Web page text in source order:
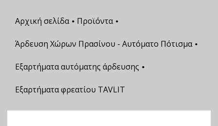
Αρχική σελίδα • Προϊόντα •
Άρδευση Χώρων Πρασίνου - Αυτόματο Πότισμα •
Εξαρτήματα αυτόματης άρδευσης •
Εξαρτήματα φρεατίου ΤAVLIT